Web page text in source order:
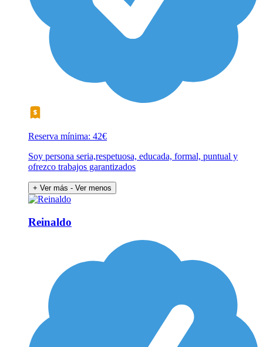
Reserva mínima: 42€
Soy persona seria,respetuosa, educada, formal, puntual y
ofrezco trabajos garantizados
+ Ver más - Ver menos
Reinaldo